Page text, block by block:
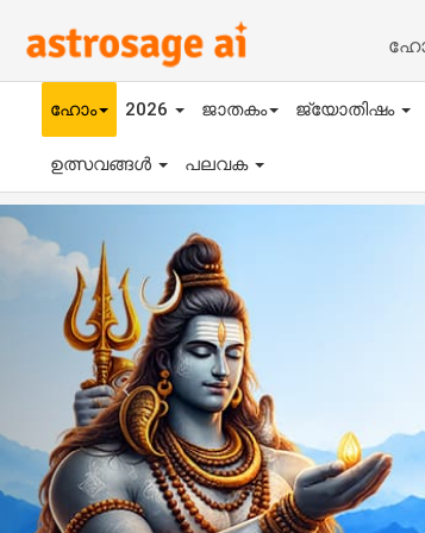
ഹോം 2026 ജാതകം ജ്യോതിഷം
ഉത്സവങ്ങൾ പലവക
Previous